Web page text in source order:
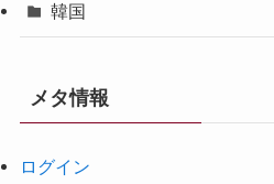
韓国
メタ情報
ログイン